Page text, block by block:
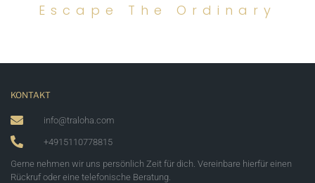
Escape The Ordinary
KONTAKT
info@traloha.com
+4915110778815
Gerne nehmen wir uns persönlich Zeit für dich. Vereinbare hierfür einen
Rückruf oder eine telefonische Beratung.